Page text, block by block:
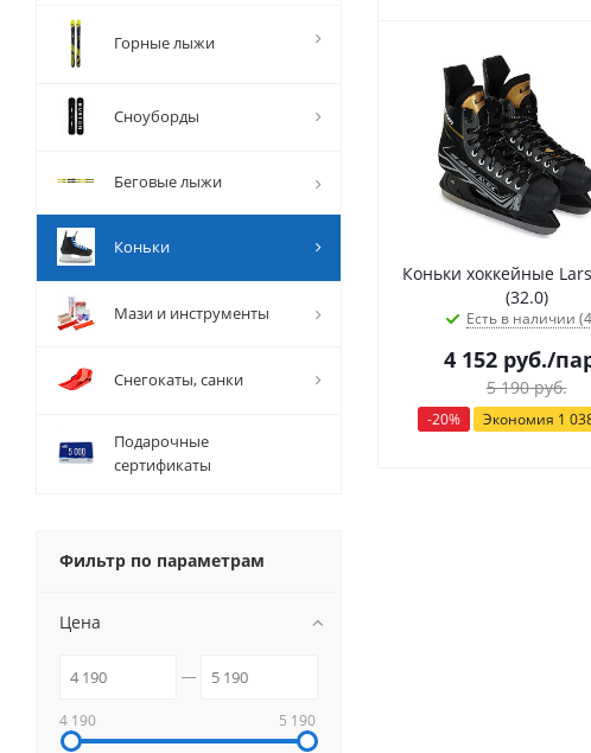
Коньки хоккейные
(32.0)
Есть в наличии
4 152 руб./
5 190руб.
-20% Экономия 1
Горные лыжи
Сноуборды
Беговые лыжи
Коньки
Мази и инструменты
Снегокаты, санки
Подарочные
сертификаты
Фильтр по параметрам
Цена
4 190 5 190